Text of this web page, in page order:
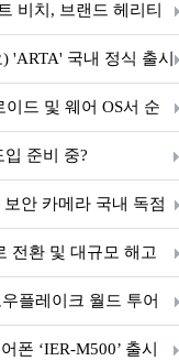
비치, 브랜드 헤리티
'ARTA' 국내 정식 출시
드 및 웨어 OS서 순
준비 중?
안 카메라 국내 독점
전환 및 대규모 해고
플레이크 월드 투어
폰 ‘IER-M500’ 출시